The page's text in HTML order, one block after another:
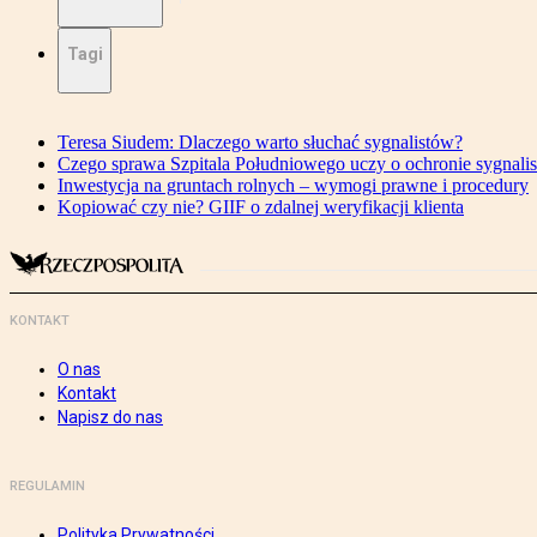
Tagi
Teresa Siudem: Dlaczego warto słuchać sygnalistów?
Czego sprawa Szpitala Południowego uczy o ochronie
Inwestycja na gruntach rolnych – wymogi prawne i procedury
Kopiować czy nie? GIIF o zdalnej weryfikacji klienta
KONTAKT
O nas
Kontakt
Napisz do nas
REGULAMIN